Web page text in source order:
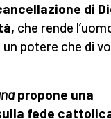
di
che rende
potere che di
propone una
fede